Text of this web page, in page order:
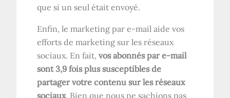
que si un seul était envoyé.
Enfin, le marketing par e-mail aide vos
efforts de marketing sur les réseaux
sociaux. En fait,vos abonnés par e-mail
sont 3,9 fois plus susceptibles de
partager votre contenu sur les réseaux
sociaux. Bien que nous ne sachions pas